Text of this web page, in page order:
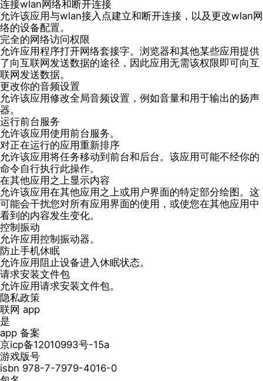
连接wlan网络和断开连接
允许该应用与wlan接入点建立和断开连接，以及更改wlan网
络的设备配置。
完全的网络访问权限
允许应用程序打开网络套接字。浏览器和其他某些应用提供
了向互联网发送数据的途径，因此应用无需该权限即可向互
联网发送数据。
更改你的音频设置
允许该应用修改全局音频设置，例如音量和用于输出的扬声
器。
运行前台服务
允许该应用使用前台服务。
对正在运行的应用重新排序
允许该应用将任务移动到前台和后台。该应用可能不经你的
命令自行执行此操作。
在其他应用之上显示内容
允许该应用在其他应用之上或用户界面的特定部分绘图。这
可能会干扰您对所有应用界面的使用，或使您在其他应用中
看到的内容发生变化。
控制振动
允许应用控制振动器。
防止手机休眠
允许应用阻止设备进入休眠状态。
请求安装文件包
允许应用请求安装文件包。
隐私政策
联网 app
是
app 备案
京icp备12010993号-15a
游戏版号
isbn 978-7-7979-4016-0